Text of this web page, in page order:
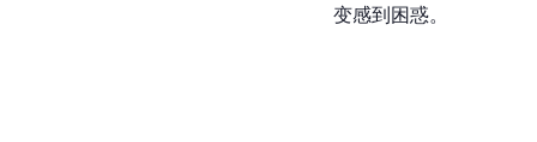
变感到困惑。